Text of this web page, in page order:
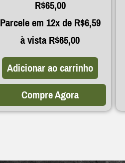
R$65,00
Parcele em 12x deR$6,59
à vistaR$65,00
Adicionar ao carrinho
Compre Agora